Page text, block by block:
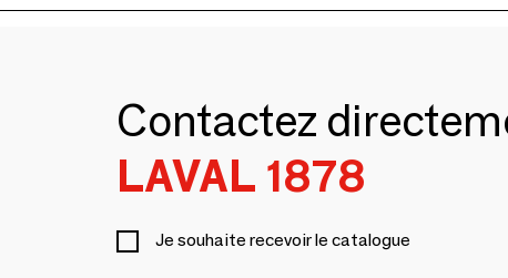
Contactez
LAVAL 1878
Je souhaite recevoir le catalogue